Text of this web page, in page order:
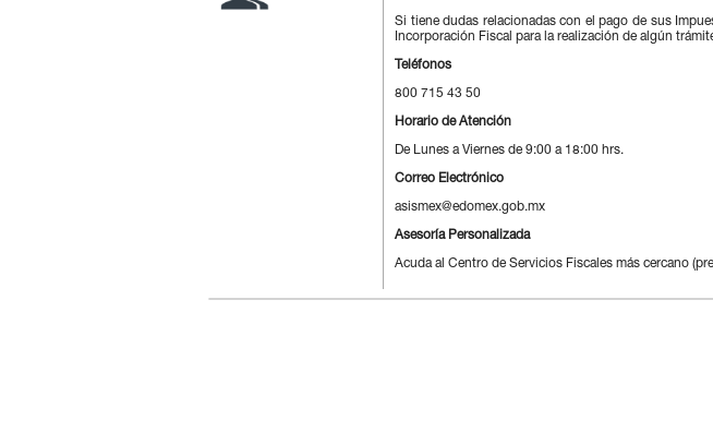
Si tiene dudas relacionadas con el pago de sus
Incorporación Fiscal para la realización de algún
Teléfonos
800 715 43 50
Horario de Atención
De Lunes a Viernes de 9:00 a 18:00 hrs.
Correo Electrónico
asismex@edomex.gob.mx
Asesoría Personalizada
Acuda al Centro de Servicios Fiscales más cercano